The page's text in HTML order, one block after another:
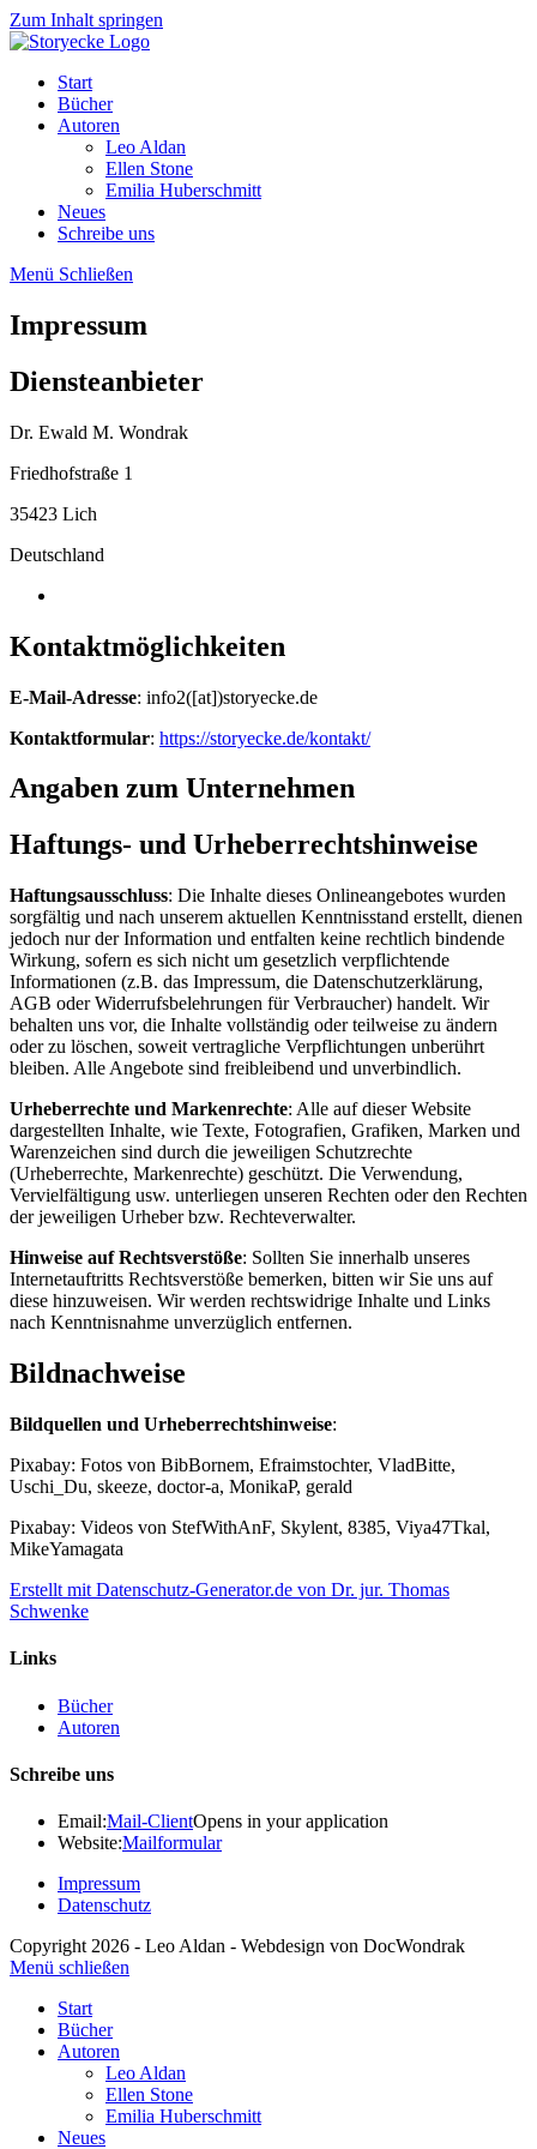
Zum Inhalt springen
Start
Bücher
Autoren
Leo Aldan
Ellen Stone
Emilia Huberschmitt
Neues
Schreibe uns
Menü Schließen
Impressum
Diensteanbieter
Dr. Ewald M. Wondrak
Friedhofstraße 1
35423 Lich
Deutschland
Kontaktmöglichkeiten
E-Mail-Adresse: info2([at])storyecke.de
Kontaktformular: https://storyecke.de/kontakt/
Angaben zum Unternehmen
Haftungs- und Urheberrechtshinweise
Haftungsausschluss: Die Inhalte dieses Onlineangebotes wurden
sorgfältig und nach unserem aktuellen Kenntnisstand erstellt, dienen
jedoch nur der Information und entfalten keine rechtlich bindende
Wirkung, sofern es sich nicht um gesetzlich verpflichtende
Informationen (z.B. das Impressum, die Datenschutzerklärung,
AGB oder Widerrufsbelehrungen für Verbraucher) handelt. Wir
behalten uns vor, die Inhalte vollständig oder teilweise zu ändern
oder zu löschen, soweit vertragliche Verpflichtungen unberührt
bleiben. Alle Angebote sind freibleibend und unverbindlich.
Urheberrechte und Markenrechte: Alle auf dieser Website
dargestellten Inhalte, wie Texte, Fotografien, Grafiken, Marken und
Warenzeichen sind durch die jeweiligen Schutzrechte
(Urheberrechte, Markenrechte) geschützt. Die Verwendung,
Vervielfältigung usw. unterliegen unseren Rechten oder den Rechten
der jeweiligen Urheber bzw. Rechteverwalter.
Hinweise auf Rechtsverstöße: Sollten Sie innerhalb unseres
Internetauftritts Rechtsverstöße bemerken, bitten wir Sie uns auf
diese hinzuweisen. Wir werden rechtswidrige Inhalte und Links
nach Kenntnisnahme unverzüglich entfernen.
Bildnachweise
Bildquellen und Urheberrechtshinweise:
Pixabay: Fotos von BibBornem, Efraimstochter, VladBitte,
Uschi_Du, skeeze, doctor-a, MonikaP, gerald
Pixabay: Videos von StefWithAnF, Skylent, 8385, Viya47Tkal,
MikeYamagata
Erstellt mit Datenschutz-Generator.de von Dr. jur. Thomas
Schwenke
Links
Bücher
Autoren
Schreibe uns
Email:Mail-ClientOpens in your application
Website:Mailformular
Impressum
Datenschutz
Copyright 2026 - Leo Aldan - Webdesign von DocWondrak
Menü schließen
Start
Bücher
Autoren
Leo Aldan
Ellen Stone
Emilia Huberschmitt
Neues